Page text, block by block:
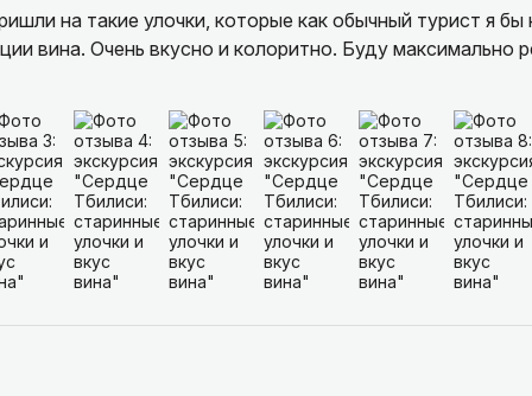
на такие улочки, которые как обычный турист я бы
вина. Очень вкусно и колоритно. Буду максимально